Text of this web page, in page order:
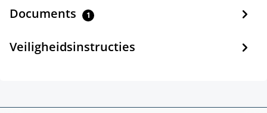
Documents 1
Veiligheidsinstructies